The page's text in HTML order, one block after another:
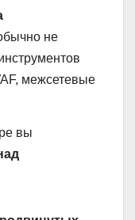
не
межсетевые
вы